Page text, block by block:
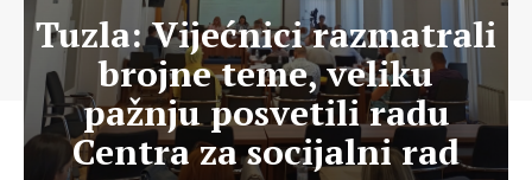
Tuzla: Vijećnici razmatrali
brojne teme, veliku
pažnju posvetili radu
Centra za socijalni rad